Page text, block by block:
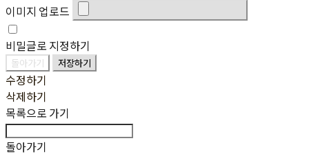
이미지 업로드
비밀글로 지정하기
돌아가기 저장하기
수정하기
삭제하기
목록으로 가기
돌아가기